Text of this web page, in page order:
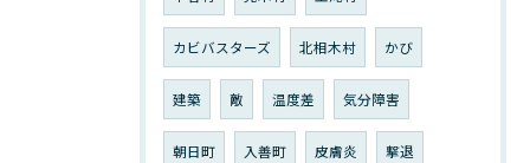
カビバスターズ 北相木村 かび
建築 敵 温度差 気分障害
朝日町 入善町 皮膚炎 撃退